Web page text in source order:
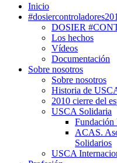
Inicio
DOSIER
Los hechos
Vídeos
Documentación
Sobre nosotros
Sobre nosotros
Historia de
2010 cierre del
USCA Solidaria
Fundación
ACAS.
Solidarios
USCA